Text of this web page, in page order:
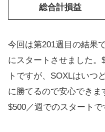
総合計損益
今回は第201週目の結果
にスタートさせました。
トですが、SOXLはいつ
に勝てるので安心でき
$500／週でのスタートで